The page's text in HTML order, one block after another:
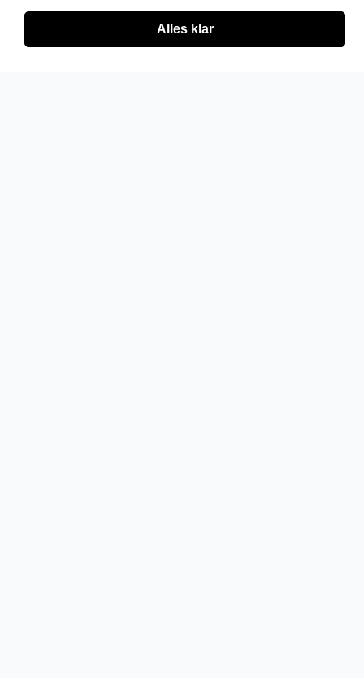
Alles klar